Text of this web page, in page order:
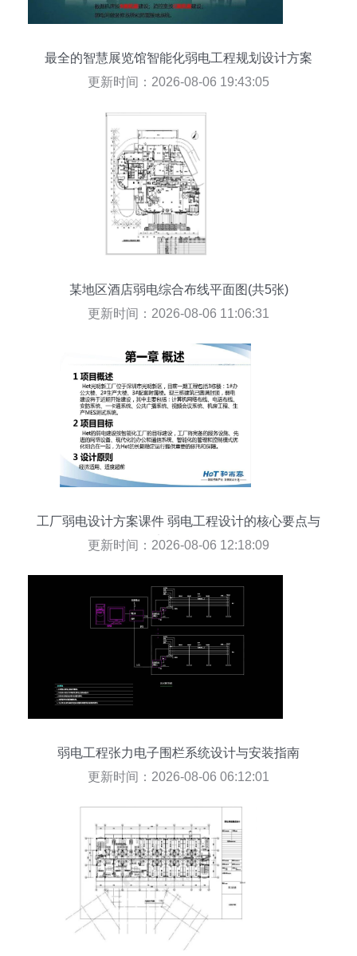
最全的智慧展览馆智能化弱电工程规划设计方案
更新时间：2026-08-06 19:43:05
某地区酒店弱电综合布线平面图(共5张)
更新时间：2026-08-06 11:06:31
工厂弱电设计方案课件 弱电工程设计的核心要点与
实施策略
更新时间：2026-08-06 12:18:09
弱电工程张力电子围栏系统设计与安装指南
更新时间：2026-08-06 06:12:01